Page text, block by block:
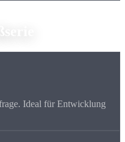
Ideal für Entwicklung